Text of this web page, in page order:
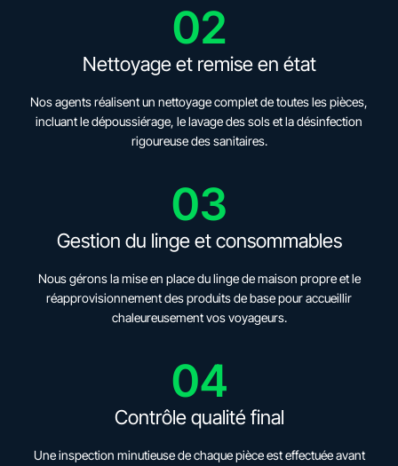
02
Nettoyage et remise en état
Nos agents réalisent un nettoyage complet de toutes les pièces,
incluant le dépoussiérage, le lavage des sols et la désinfection
rigoureuse des sanitaires.
03
Gestion du linge et consommables
Nous gérons la mise en place du linge de maison propre et le
réapprovisionnement des produits de base pour accueillir
chaleureusement vos voyageurs.
04
Contrôle qualité final
Une inspection minutieuse de chaque pièce est effectuée avant